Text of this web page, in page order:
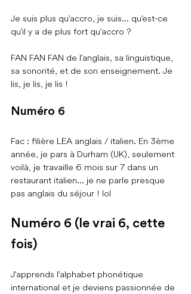
Je suis plus qu'accro, je suis... qu'est-ce
qu'il y a de plus fort qu'accro ?
FAN FAN FAN de l'anglais, sa linguistique,
sa sonorité, et de son enseignement. Je
lis, je lis, je lis !
Numéro 6
Fac : filière LEA anglais / italien. En 3ème
année, je pars à Durham (UK), seulement
voilà, je travaille 6 mois sur 7 dans un
restaurant italien... je ne parle presque
pas anglais du séjour ! lol
Numéro 6 (le vrai 6, cette
fois)
J'apprends l'alphabet phonétique
international et je deviens passionnée de